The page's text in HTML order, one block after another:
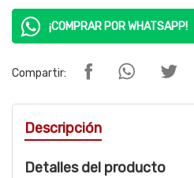
¡COMPRAR POR WHATSAPP!
Compartir:
Descripción
Detalles del producto